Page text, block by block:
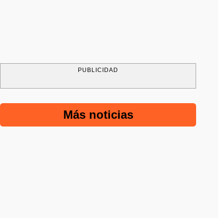
PUBLICIDAD
Más noticias